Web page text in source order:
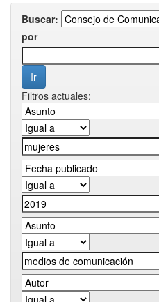
Buscar:
por
Filtros actuales: